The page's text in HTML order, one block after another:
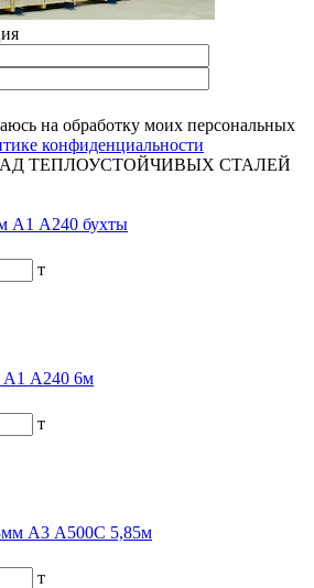
на обработку моих персональных
конфиденциальности
ТЕПЛОУСТОЙЧИВЫХ СТАЛЕЙ
А1 А240 бухты
т
А1 А240 6м
т
А3 А500С 5,85м
т